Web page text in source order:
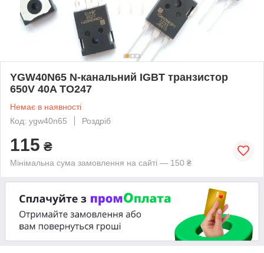
YGW40N65 N-канальний IGBT транзистор
650V 40A TO247
Немає в наявності
Код: ygw40n65
Роздріб
115 ₴
Мінімальна сума замовлення на сайті — 150 ₴